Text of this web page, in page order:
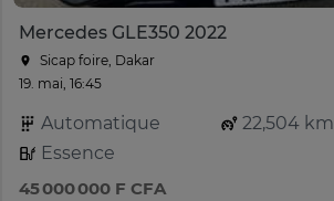
Mercedes GLE350 2022
Sicap foire, Dakar
19. mai, 16:45
Automatique
22,504 km
Essence
45 000 000 F CFA